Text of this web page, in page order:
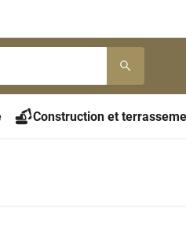
Construction et